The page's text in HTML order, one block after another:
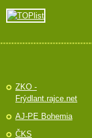
ZKO -
Frýdlant.rajce.net
AJ-PE Bohemia
ČKS